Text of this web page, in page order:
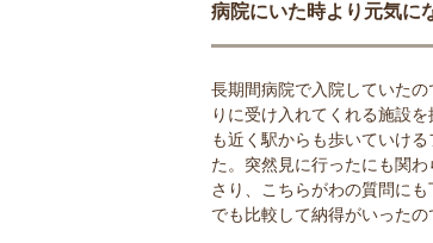
病院にいた時より元気に
長期間病院で入院していた
りに受け入れてくれる施設
も近く駅からも歩いていけ
た。突然見に行ったにも関
さり、こちらがわの質問に
でも比較して納得がいったの